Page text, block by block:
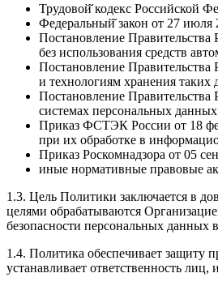
Трудовой̆ кодекс Российской
Федеральный̆ закон от 27
Постановление
без использования средств
Постановление
и технологиям хранения
Постановление
системах персональных
Приказ ФСТЭК России от 18
при их обработке в
Приказ Роскомнадзора от 05
иные нормативные правовые
1.3. Цель Политики заключается в
целями обрабатываются
безопасности персональных данных
1.4. Политика обеспечивает защиту
устанавливает ответственность